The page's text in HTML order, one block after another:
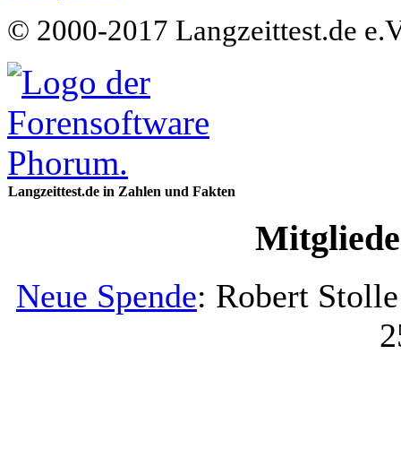
© 2000-2017 Langzeittest.de
Langzeittest.de in Zahlen und Fakten
Neue Spende: Robert